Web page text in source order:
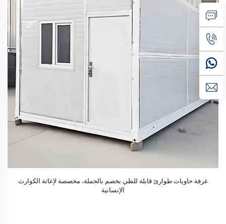
غرفة حاويات طوارئ قابلة للطي بخصم بالجملة، مخصصة لإغاثة الكوارث
الإنسانية